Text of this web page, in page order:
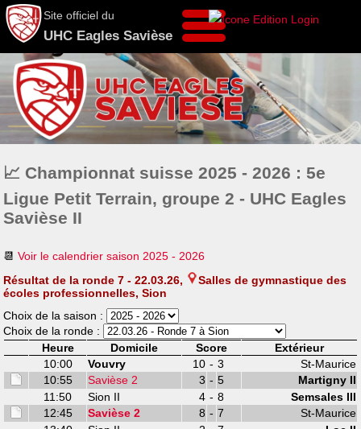
Site officiel du
UHC Eagles Savièse
📈 Championnat suisse 2025 - 2026 : 5e
Ligue Petit Terrain, groupe 2 - UHC Eagles
Savièse II
📆 Voir le calendrier saison 2025 - 2026
Résultat de la ronde 7 - 22.03.26,
Salles de gymnastique des
écoles professionnelles, Sion
Choix de la saison :
Choix de la ronde :
Heure
Domicile Score
Extérieur
10:00
Vouvry 10 - 3
St-Maurice
10:55
Savièse 2 3 - 5
Martigny II
11:50
Sion II 4 - 8
Semsales III
12:45
Savièse 2 8 - 7
St-Maurice